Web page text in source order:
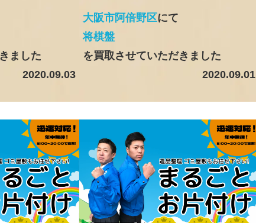
ました
2020.09.03
大阪市阿倍野区にて
将棋盤
を買取させていただきました
2020.09.01